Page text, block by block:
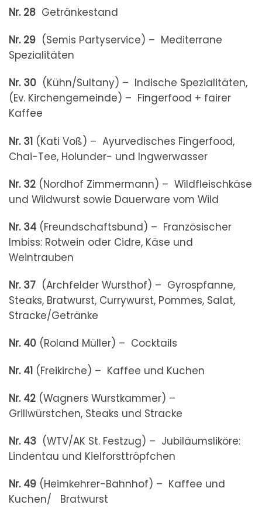
Nr. 28 Getränkestand
Nr. 29 (Semis Partyservice) – Mediterrane
Spezialitäten
Nr. 30 (Kühn/Sultany) – Indische Spezialitäten,
(Ev. Kirchengemeinde) – Fingerfood + fairer
Kaffee
Nr. 31 (Kati Voß) – Ayurvedisches Fingerfood,
Chai-Tee, Holunder- und Ingwerwasser
Nr. 32 (Nordhof Zimmermann) – Wildfleischkäse
und Wildwurst sowie Dauerware vom Wild
Nr. 34 (Freundschaftsbund) – Französischer
Imbiss: Rotwein oder Cidre, Käse und
Weintrauben
Nr. 37 (Archfelder Wursthof) – Gyrospfanne,
Steaks, Bratwurst, Currywurst, Pommes, Salat,
Stracke/Getränke
Nr. 40 (Roland Müller) – Cocktails
Nr. 41 (Freikirche) – Kaffee und Kuchen
Nr. 42 (Wagners Wurstkammer) –
Grillwürstchen, Steaks und Stracke
Nr. 43 (WTV/AK St. Festzug) – Jubiläumsliköre:
Lindentau und Kielforsttröpfchen
Nr. 49 (Heimkehrer-Bahnhof) – Kaffee und
Kuchen/ Bratwurst